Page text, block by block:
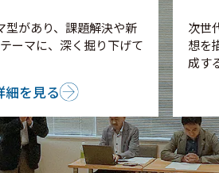
型があり、課題解決や新
ーマに、深く掘り下げて
細を見る
次世
想を
成す